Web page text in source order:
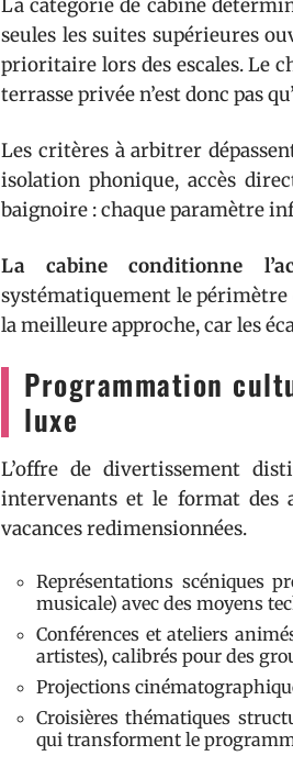
La catégorie de cabine
seules les suites supérieures
prioritaire lors des escales. Le
terrasse privée n’est donc pas
Les critères à arbitrer
isolation phonique, accès
baignoire : chaque paramètre
La cabine conditionne
systématiquement le périmètre
la meilleure approche, car les
Programmation
luxe
L’offre de divertissement
intervenants et le format des
vacances redimensionnées.
Représentations scéniques
musicale) avec des moyens
Conférences et ateliers
artistes), calibrés pour des
Projections
Croisières thématiques
qui transforment le